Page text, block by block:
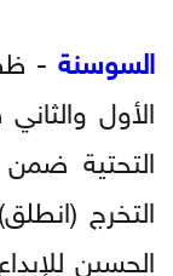
السوسنة -
الأول
التحتية
التخرج
الحسين